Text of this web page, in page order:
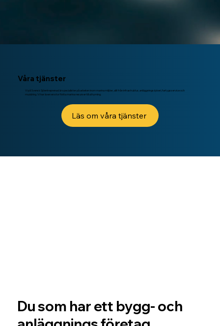
Våra tjänster
Vi på Svensk Sjöentreprenad är specialister på arbeten inom marina miljöer, allt från infrastruktur, anläggningsdykeri, fartygsservice och
muddring. Vi har även en stor flotta marina resurser till uthyrning.
Läs om våra tjänster
Du som har ett bygg- och